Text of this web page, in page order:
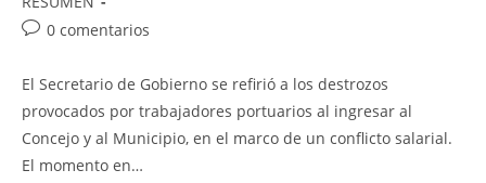
0 comentarios
El Secretario de Gobierno se refirió a los destrozos
provocados por trabajadores portuarios al ingresar al
Concejo y al Municipio, en el marco de un conflicto salarial.
El momento en…